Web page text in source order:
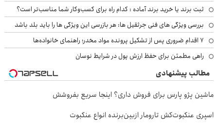
ثبت برند یا خرید برند آماده : کدام راه برای کسب‌وکار شما مناسب‌تر است؟
بررسی ویژگی های فنی جرثقیل ها: هر بازرسی این ویژگی ها را باید بلد باشد
۷ اقدام ضروری پس از تشکیل پرونده مواد مخدر؛ راهنمای خانواده‌ها
راهی مطمئن برای حفظ ارزش پول در شرایط نوسان
مطالب پیشنهادی
ماشین پژو پارس برای فروش داری؟ اینجا سریع بفروشش
اسپری عنکبوت‌‌کش تارومار ازبین‌برنده انواع عنکبوت